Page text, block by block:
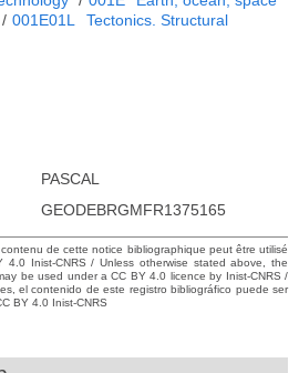
/ 001E01L
Tectonics. Structural
PASCAL
GEODEBRGMFR1375165
de cette notice bibliographique peut être utilisé
4.0 Inist-CNRS / Unless otherwise stated above, the
be used under a CC BY 4.0 licence by Inist-CNRS /
el contenido de este registro bibliográfico puede ser
BY 4.0 Inist-CNRS